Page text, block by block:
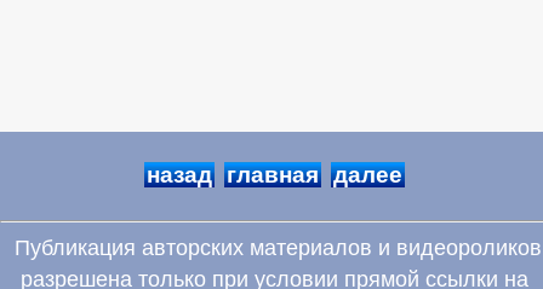
назад главная далее
Публикация авторских материалов и видеороликов
разрешена только при условии прямой ссылки на